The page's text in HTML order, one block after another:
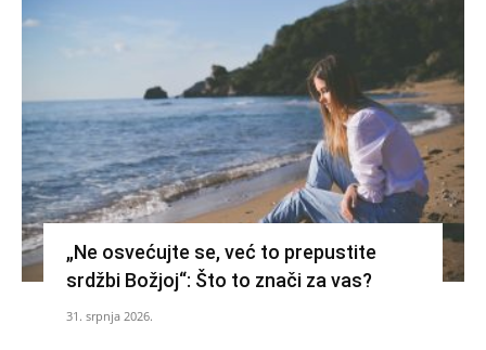
„Ne osvećujte se, već to prepustite
srdžbi Božjoj“: Što to znači za vas?
31. srpnja 2026.